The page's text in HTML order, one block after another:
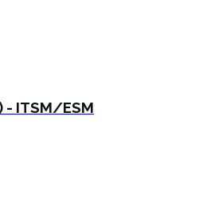
ITSM/ESM